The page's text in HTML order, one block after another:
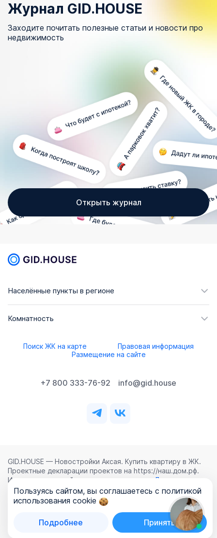
Журнал GID.HOUSE
Заходите почитать полезные статьи и новости про
недвижимость
Открыть журнал
Населённые пункты в регионе
Комнатность
Поиск ЖК на карте
Правовая информация
Размещение на сайте
+7 800 333-76-92 info@gid.house
GID.HOUSE — Новостройки Аксая. Купить квартиру в ЖК.
Проектные декларации проектов на https://наш.дом.рф.
Использование сайта означает согласие с
Лицензионным
соглашением ,Политикой конфиденциальностии
Политикой обработки персональных данных
ООО «ГИД.ХАУЗ»
Пользуясь сайтом, вы соглашаетесь с политикой
использования cookie
Подробнее Принять